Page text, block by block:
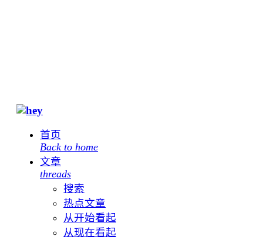
首页
Back to home
文章
threads
搜索
热点文章
从开始看起
从现在看起